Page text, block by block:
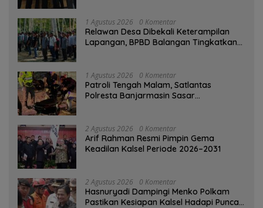
1 Agustus 2026 0 Komentar
Relawan Desa Dibekali Keterampilan
Lapangan, BPBD Balangan Tingkatkan
1 Agustus 2026 0 Komentar
Patroli Tengah Malam, Satlantas
Polresta Banjarmasin Sasar
2 Agustus 2026 0 Komentar
Arif Rahman Resmi Pimpin Gema
Keadilan Kalsel Periode 2026–2031
2 Agustus 2026 0 Komentar
Hasnuryadi Dampingi Menko Polkam
Pastikan Kesiapan Kalsel Hadapi Puncak